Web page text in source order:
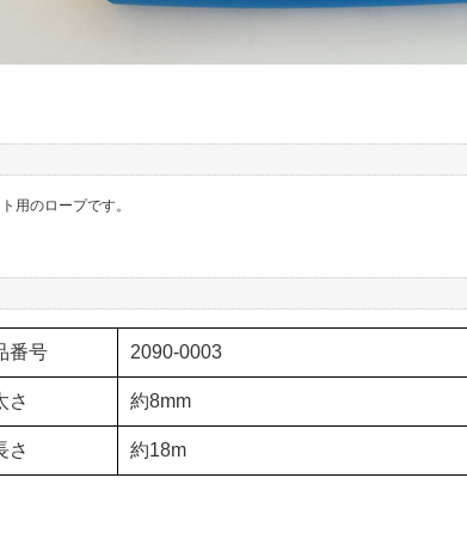
用のロープです。
番号 2090-0003
さ 約8mm
さ 約18m